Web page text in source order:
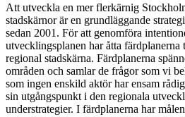
Att utveckla en mer flerkärnig
stadskärnor är en grundläggande
sedan 2001. För att genomföra
utvecklingsplanen har åtta
regional stadskärna. Färdplanerna
områden och samlar de frågor som vi
som ingen enskild aktör har ensam
sin utgångspunkt i den regionala
understrategier. I färdplanerna har